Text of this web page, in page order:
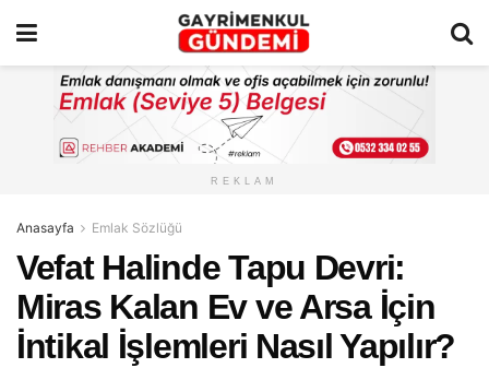
REKLAM
Anasayfa Emlak Sözlüğü
Vefat Halinde Tapu Devri:
Miras Kalan Ev ve Arsa İçin
İntikal İşlemleri Nasıl Yapılır?